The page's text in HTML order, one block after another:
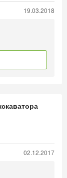
19.03.2018
02.12.2017